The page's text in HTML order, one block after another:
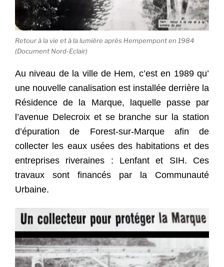
Retour à la vie et à la lumière après Hempempont en 1984
(Document Nord-Eclair)
Au niveau de la ville de Hem, c’est en 1989 qu’
une nouvelle canalisation est installée derrière la
Résidence de la Marque, laquelle passe par
l’avenue Delecroix et se branche sur la station
d’épuration de Forest-sur-Marque afin de
collecter les eaux usées des habitations et des
entreprises riveraines : Lenfant et SIH. Ces
travaux sont financés par la Communauté
Urbaine.